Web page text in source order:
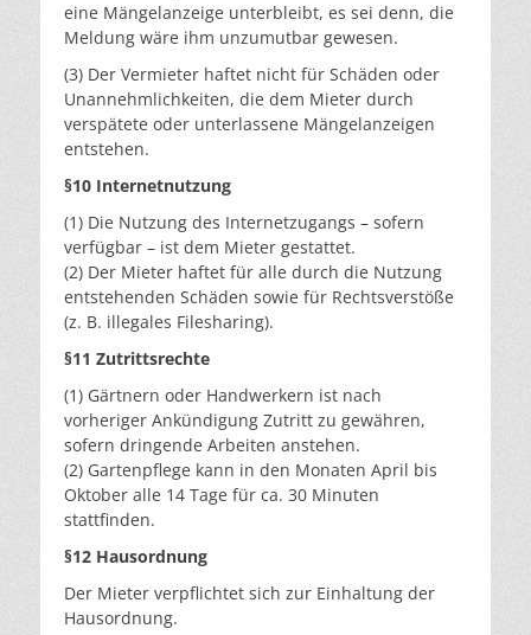
eine Mängelanzeige unterbleibt, es sei denn, die
Meldung wäre ihm unzumutbar gewesen.
(3) Der Vermieter haftet nicht für Schäden oder
Unannehmlichkeiten, die dem Mieter durch
verspätete oder unterlassene Mängelanzeigen
entstehen.
§10 Internetnutzung
(1) Die Nutzung des Internetzugangs – sofern
verfügbar – ist dem Mieter gestattet.
(2) Der Mieter haftet für alle durch die Nutzung
entstehenden Schäden sowie für Rechtsverstöße
(z. B. illegales Filesharing).
§11 Zutrittsrechte
(1) Gärtnern oder Handwerkern ist nach
vorheriger Ankündigung Zutritt zu gewähren,
sofern dringende Arbeiten anstehen.
(2) Gartenpflege kann in den Monaten April bis
Oktober alle 14 Tage für ca. 30 Minuten
stattfinden.
§12 Hausordnung
Der Mieter verpflichtet sich zur Einhaltung der
Hausordnung.